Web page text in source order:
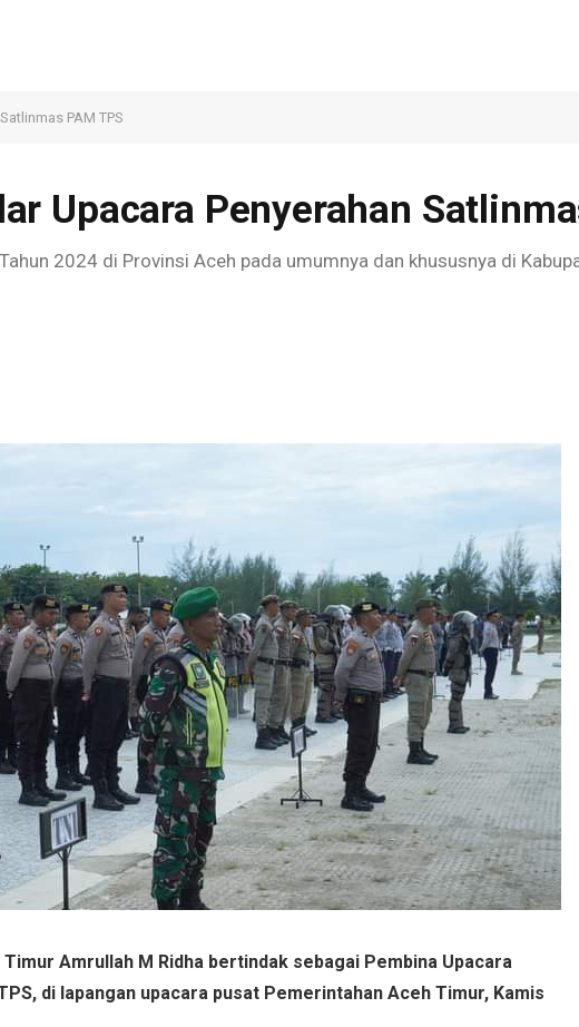
PAM TPS
Upacara Penyerahan
2024 di Provinsi Aceh pada umumnya dan khususnya di
Amrullah M Ridha bertindak sebagai Pembina Upacara
di lapangan upacara pusat Pemerintahan Aceh Timur, Kamis